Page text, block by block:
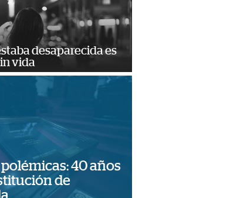
desaparecida es
vida
40 años
de